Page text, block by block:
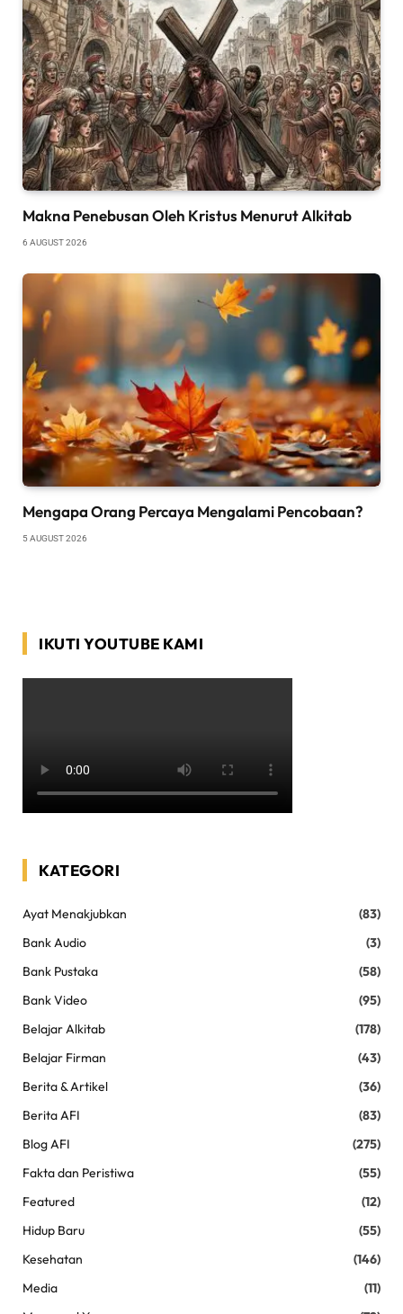
Makna Penebusan Oleh Kristus Menurut Alkitab
6 AUGUST 2026
Mengapa Orang Percaya Mengalami Pencobaan?
5 AUGUST 2026
IKUTI YOUTUBE KAMI
KATEGORI
Ayat Menakjubkan
(83)
Bank Audio
(3)
Bank Pustaka
(58)
Bank Video
(95)
Belajar Alkitab
(178)
Belajar Firman
(43)
Berita & Artikel
(36)
Berita AFI
(83)
Blog AFI
(275)
Fakta dan Peristiwa
(55)
Featured
(12)
Hidup Baru
(55)
Kesehatan
(146)
Media
(11)